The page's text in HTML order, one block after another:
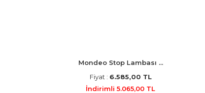
Mondeo Stop Lambası ...
Fiyat : 6.585,00 TL
İndirimli 5.065,00 TL